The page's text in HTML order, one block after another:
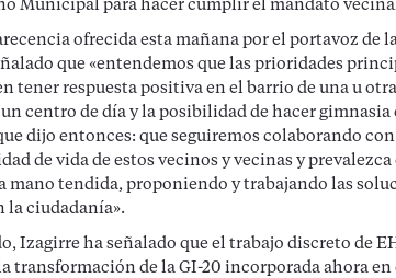
Municipal para hacer cumplir el mandato
ofrecida esta mañana por el portavoz de
que «entendemos que las prioridades
tener respuesta positiva en el barrio de una u
centro de día y la posibilidad de hacer
dijo entonces: que seguiremos colaborando
de vida de estos vecinos y vecinas y
mano tendida, proponiendo y trabajando las
la ciudadanía».
Izagirre ha señalado que el trabajo discreto de
transformación de la GI-20 incorporada ahora